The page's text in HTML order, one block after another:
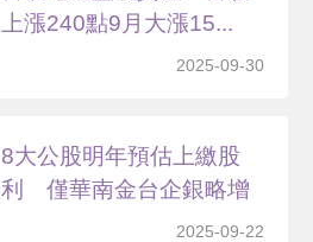
上漲240點9月大漲15...
2025-09-30
8大公股明年預估上繳股
利 僅華南金台企銀略增
2025-09-22